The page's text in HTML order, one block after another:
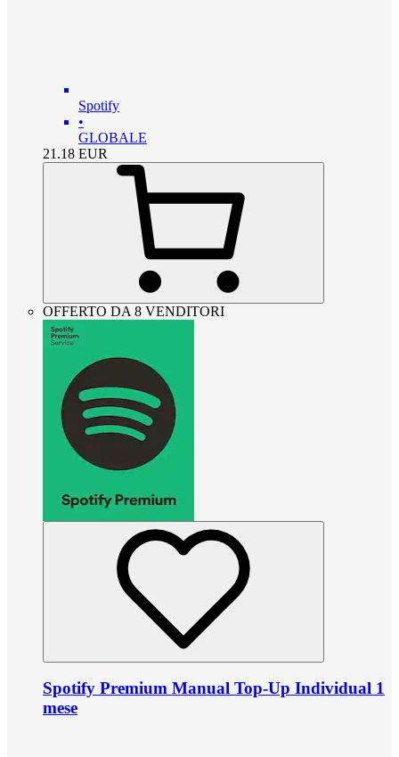
Spotify
•
GLOBALE
21.18 EUR
OFFERTO DA 8 VENDITORI
Spotify Premium Manual Top-Up Individual 1
mese